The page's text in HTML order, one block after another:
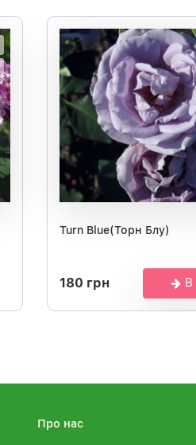
Turn Blue(Торн Блу)
180 грн В
Про нас